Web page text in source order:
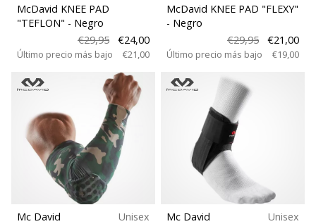
McDavid KNEE PAD
"TEFLON" - Negro
€29,95
€24,00
Último precio más bajo €21,00
McDavid KNEE PAD "FLEXY"
- Negro
€29,95
€21,00
Último precio más bajo €19,00
Mc David
Unisex
Mc David
Unisex